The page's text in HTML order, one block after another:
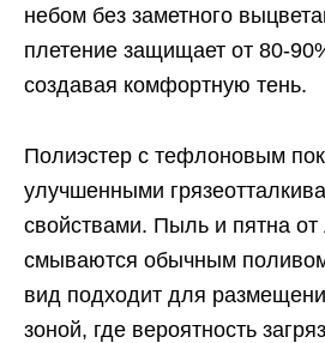
небом без заметного
плетение защищает от 80-
создавая комфортную тень.
Полиэстер с тефлоновым
улучшенными
свойствами. Пыль и пятна от
смываются обычным
вид подходит для
зоной, где вероятность